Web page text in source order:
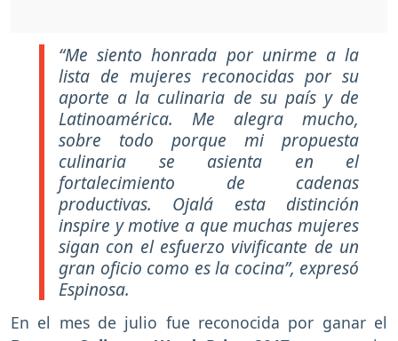
“Me siento honrada por unirme a la
lista de mujeres reconocidas por su
aporte a la culinaria de su país y de
Latinoamérica. Me alegra mucho,
sobre todo porque mi propuesta
culinaria se asienta en el
fortalecimiento de cadenas
productivas. Ojalá esta distinción
inspire y motive a que muchas mujeres
sigan con el esfuerzo vivificante de un
gran oficio como es la cocina”, expresó
Espinosa.
En el mes de julio fue reconocida por ganar el